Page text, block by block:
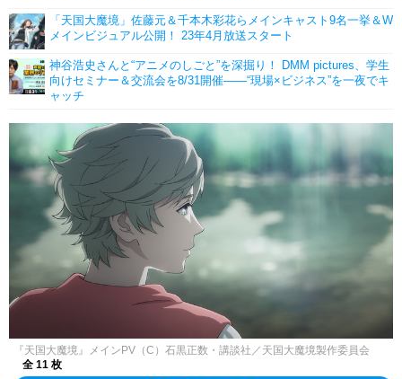
「天国大魔境」佐藤元＆千本木彩花らメインキャスト9名一挙＆W
メインビジュアル公開！ 23年4月放送スタート
神谷浩史さんと“アニメのしごと”を深掘り！ DMM pictures、学生
向けセミナー＆交流会を8/31開催――“現場×ビジネス”を一夜でキ
ャッチ
『天国大魔境』メインPV（C）石黒正数・講談社／天国大魔境製作委員会
全 11 枚